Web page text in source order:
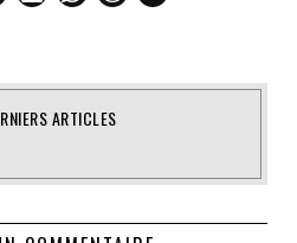
ARTICLES